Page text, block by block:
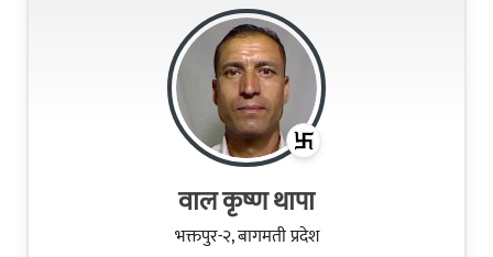
वाल कृष्ण थापा
भक्तपुर-२, बागमती प्रदेश